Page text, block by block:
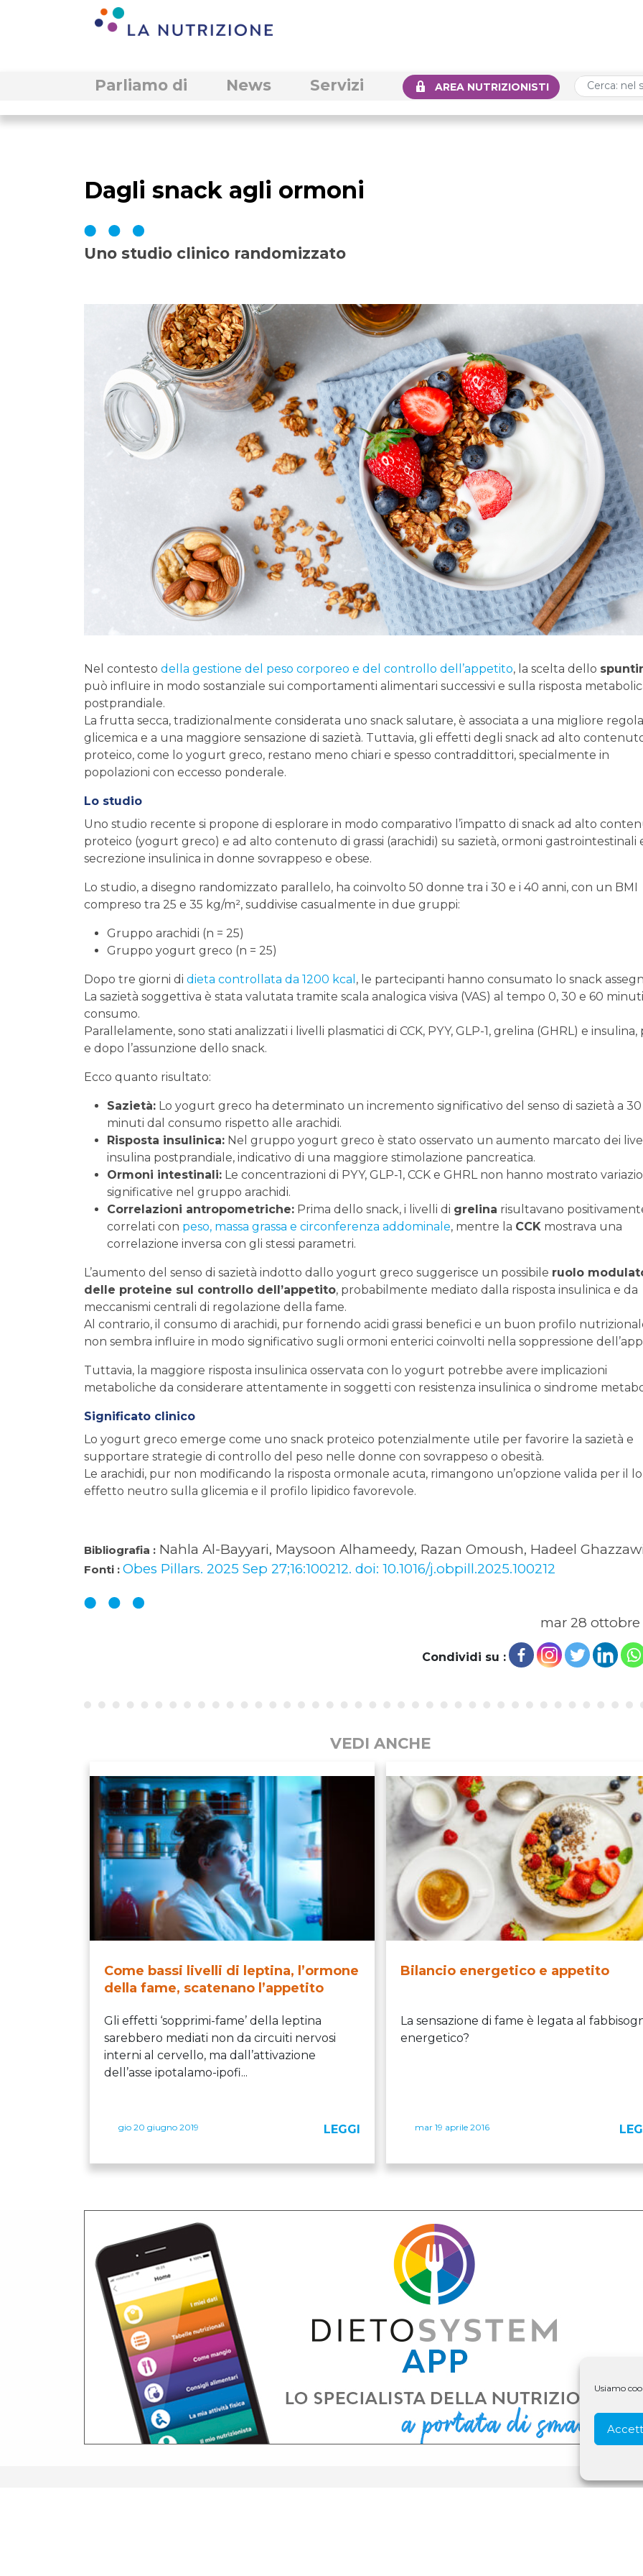
Usiamo
Parliamo di News Servizi AREA NUTRIZIONISTI
Dagli snack agli ormoni
Uno studio clinico randomizzato
Nel contesto della gestione del peso corporeo e del controllo dell’appetito, la scelta dello
può influire in modo sostanziale sui comportamenti alimentari successivi e sulla risposta
postprandiale.
La frutta secca, tradizionalmente considerata uno snack salutare, è associata a una migliore
glicemica e a una maggiore sensazione di sazietà. Tuttavia, gli effetti degli snack ad alto
proteico, come lo yogurt greco, restano meno chiari e spesso contraddittori, specialmente in
popolazioni con eccesso ponderale.
Lo studio
Uno studio recente si propone di esplorare in modo comparativo l’impatto di snack ad alto
proteico (yogurt greco) e ad alto contenuto di grassi (arachidi) su sazietà, ormoni gastrointestinali
secrezione insulinica in donne sovrappeso e obese.
Lo studio, a disegno randomizzato parallelo, ha coinvolto 50 donne tra i 30 e i 40 anni, con un BMI
compreso tra 25 e 35 kg/m², suddivise casualmente in due gruppi:
Gruppo arachidi (n = 25)
Gruppo yogurt greco (n = 25)
Dopo tre giorni di dieta controllata da 1200 kcal , le partecipanti hanno consumato lo snack
La sazietà soggettiva è stata valutata tramite scala analogica visiva (VAS) al tempo 0, 30 e 60
consumo.
Parallelamente, sono stati analizzati i livelli plasmatici di CCK, PYY, GLP-1, grelina (GHRL) e insulina,
e dopo l’assunzione dello snack.
Ecco quanto risultato:
Sazietà: Lo yogurt greco ha determinato un incremento significativo del senso di sazietà a 30
minuti dal consumo rispetto alle arachidi.
Risposta insulinica: Nel gruppo yogurt greco è stato osservato un aumento marcato dei
insulina postprandiale, indicativo di una maggiore stimolazione pancreatica.
Ormoni intestinali: Le concentrazioni di PYY, GLP-1, CCK e GHRL non hanno mostrato
significative nel gruppo arachidi.
Correlazioni antropometriche: Prima dello snack, i livelli di grelina risultavano
correlati con peso, massa grassa e circonferenza addominale, mentre la CCK mostrava una
correlazione inversa con gli stessi parametri.
L’aumento del senso di sazietà indotto dallo yogurt greco suggerisce un possibile ruolo
delle proteine sul controllo dell’appetito, probabilmente mediato dalla risposta insulinica e da
meccanismi centrali di regolazione della fame.
Al contrario, il consumo di arachidi, pur fornendo acidi grassi benefici e un buon profilo
non sembra influire in modo significativo sugli ormoni enterici coinvolti nella soppressione
Tuttavia, la maggiore risposta insulinica osservata con lo yogurt potrebbe avere implicazioni
metaboliche da considerare attentamente in soggetti con resistenza insulinica o sindrome
Significato clinico
Lo yogurt greco emerge come uno snack proteico potenzialmente utile per favorire la sazietà e
supportare strategie di controllo del peso nelle donne con sovrappeso o obesità.
Le arachidi, pur non modificando la risposta ormonale acuta, rimangono un’opzione valida per il
effetto neutro sulla glicemia e il profilo lipidico favorevole.
Bibliografia : Nahla Al-Bayyari, Maysoon Alhameedy, Razan Omoush, Hadeel
Fonti : Obes Pillars. 2025 Sep 27;16:100212. doi: 10.1016/j.obpill.2025.100212
mar 28 ottobre
Condividi su :
VEDI ANCHE
Come bassi livelli di leptina, l’ormone
della fame, scatenano l’appetito
Gli effetti ‘sopprimi-fame’ della leptina
sarebbero mediati non da circuiti nervosi
interni al cervello, ma dall’attivazione
dell’asse ipotalamo-ipofi...
gio 20 giugno 2019 LEGGI
Bilancio energetico e appetito
La sensazione di fame è legata al
energetico?
mar 19 aprile 2016